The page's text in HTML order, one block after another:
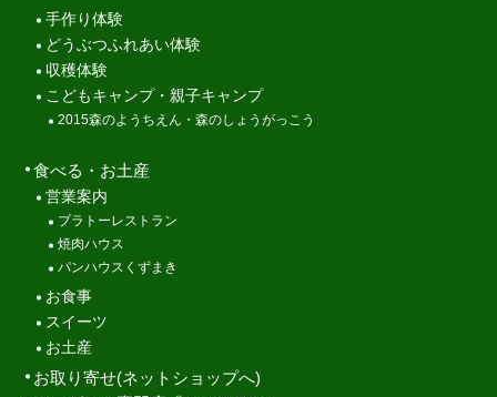
手作り体験
どうぶつふれあい体験
収穫体験
こどもキャンプ・親子キャンプ
2015森のようちえん・森のしょうがっこう
食べる・お土産
営業案内
プラトーレストラン
焼肉ハウス
パンハウスくずまき
お食事
スイーツ
お土産
お取り寄せ(ネットショップへ)